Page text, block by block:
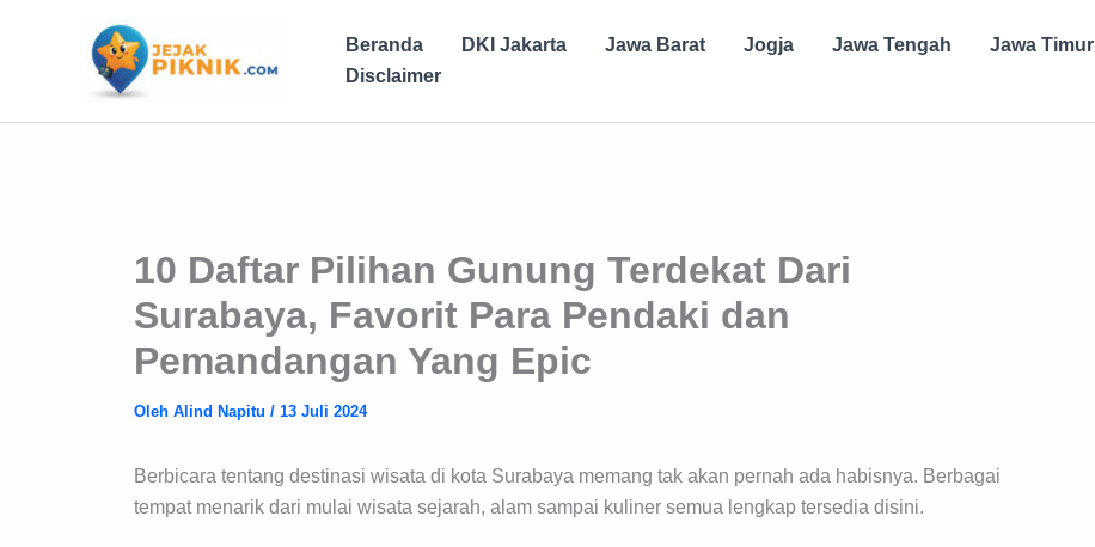
Beranda DKI Jakarta Jawa Barat Jogja Jawa Tengah Jawa Timur
Disclaimer
10 Daftar Pilihan Gunung Terdekat Dari
Surabaya, Favorit Para Pendaki dan
Pemandangan Yang Epic
Oleh Alind Napitu / 13 Juli 2024
Berbicara tentang destinasi wisata di kota Surabaya memang tak akan pernah ada habisnya. Berbagai
tempat menarik dari mulai wisata sejarah, alam sampai kuliner semua lengkap tersedia disini.